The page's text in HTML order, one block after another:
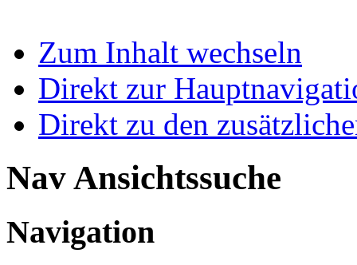
Zum Inhalt wechseln
Direkt zur
Direkt zu den
Nav Ansichtssuche
Navigation